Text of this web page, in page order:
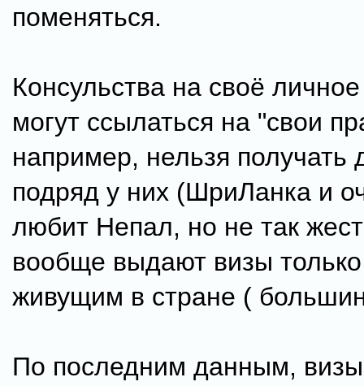
поменяться.
Консульства на своё
могут ссылаться на "свои
например, нельзя получать
подряд у них (ШриЛанка и
любит Непал, но не так
вообще выдают визы
живущим в стране (
По последним данным,